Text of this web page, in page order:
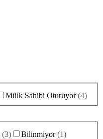
Mülk Sahibi Oturuyor (4)
(3) Bilinmiyor (1)